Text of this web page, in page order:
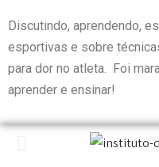
Discutindo, aprendendo,
esportivas e sobre
para dor no atleta. Foi
aprender e ensinar!